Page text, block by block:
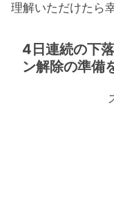
理解いただけたら
4日連続の下
ン解除の準備